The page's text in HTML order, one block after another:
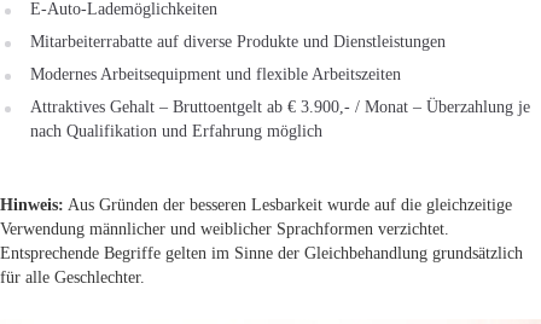
E-Auto-Lademöglichkeiten
Mitarbeiterrabatte auf diverse Produkte und Dienstleistungen
Modernes Arbeitsequipment und flexible Arbeitszeiten
Attraktives Gehalt – Bruttoentgelt ab € 3.900,- / Monat – Überzahlung je
nach Qualifikation und Erfahrung möglich
Hinweis: Aus Gründen der besseren Lesbarkeit wurde auf die gleichzeitige
Verwendung männlicher und weiblicher Sprachformen verzichtet.
Entsprechende Begriffe gelten im Sinne der Gleichbehandlung grundsätzlich
für alle Geschlechter.